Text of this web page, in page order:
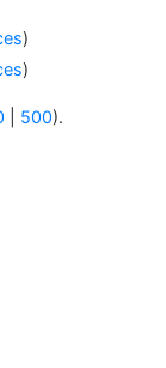
)
)
500).